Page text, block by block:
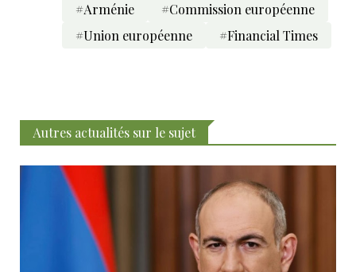
#Arménie
#Commission européenne
#Union européenne
#Financial Times
Autres actualités sur le sujet